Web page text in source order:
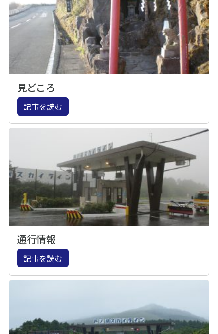
見どころ
記事を読む
通行情報
記事を読む